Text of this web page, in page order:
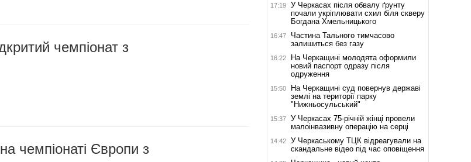
чемпіонат з
чемпіонаті Європи з
17:19
У Черкасах після обвалу ґрунту
почали укріплювати схил біля скверу
Богдана Хмельницького
16:47
Частина Тального тимчасово
залишиться без газу
16:22
На Черкащині молодята оформили
новий паспорт одразу після
одруження
15:50
На Черкащині суд повернув державі
землі на території парку
"Нижньосульський"
15:37
У Черкасах 75-річній жінці провели
малоінвазивну операцію на серці
14:42
У Черкаському ТЦК відреагували на
скандальне відео під час оповіщення